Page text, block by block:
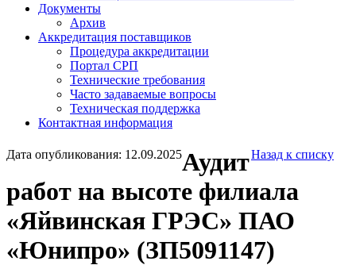
Документы
Архив
Аккредитация поставщиков
Процедура аккредитации
Портал СРП
Технические требования
Часто задаваемые вопросы
Техническая поддержка
Контактная информация
Дата опубликования: 12.09.2025 Назад к списку
Аудит
работ на высоте филиала
«Яйвинская ГРЭС» ПАО
«Юнипро» (ЗП5091147)